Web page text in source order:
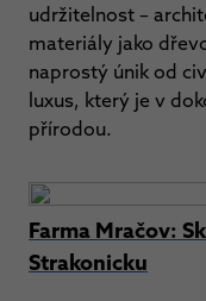
udržitelnost –
materiály jako
naprostý únik od
luxus, který je v
přírodou.
Farma Mračov:
Strakonicku